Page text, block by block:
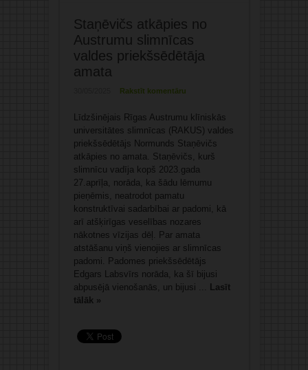
Staņēvičs atkāpies no
Austrumu slimnīcas
valdes priekšsēdētāja
amata
Rakstīt komentāru
Līdzšinējais Rīgas Austrumu klīniskās
universitātes slimnīcas (RAKUS) valdes
priekšsēdētājs Normunds Staņēvičs
atkāpies no amata. Staņēvičs, kurš
slimnīcu vadīja kopš 2023.gada
27.aprīļa, norāda, ka šādu lēmumu
pieņēmis, neatrodot pamatu
konstruktīvai sadarbībai ar padomi, kā
arī atšķirīgas veselības nozares
nākotnes vīzijas dēļ. Par amata
atstāšanu viņš vienojies ar slimnīcas
padomi. Padomes priekšsēdētājs
Edgars Labsvīrs norāda, ka šī bijusi
abpusējā vienošanās, un bijusi ... Lasīt
tālāk »